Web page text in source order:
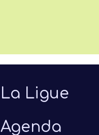
La Ligue
Agenda